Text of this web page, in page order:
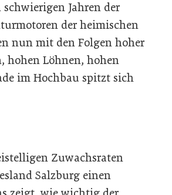
Jahren der
der heimischen
nun mit den Folgen hoher
hohen Löhnen, hohen
im Hochbau spitzt sich
Zuwachsraten
Salzburg einen